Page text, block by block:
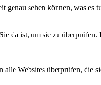
genau sehen können, was es
da ist, um sie zu überprüfen.
Websites überprüfen, die